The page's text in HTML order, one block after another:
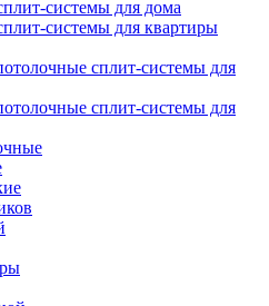
системы для дома
системы для квартиры
сплит-системы для
сплит-системы для